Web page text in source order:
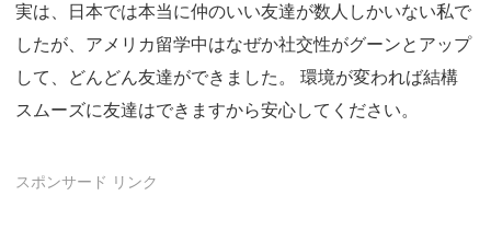
実は、日本では本当に仲のいい友達が数人しかいない私で
したが、アメリカ留学中はなぜか社交性がグーンとアップ
して、どんどん友達ができました。 環境が変われば結構
スムーズに友達はできますから安心してください。
スポンサード リンク